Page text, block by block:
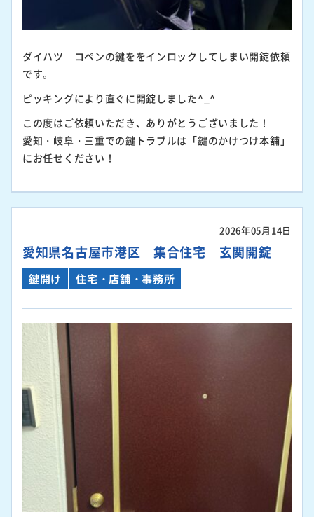
ダイハツ コペンの鍵ををインロックしてしまい開錠依頼
です。
ピッキングにより直ぐに開錠しました^_^
この度はご依頼いただき、ありがとうございました！
愛知・岐阜・三重での鍵トラブルは「鍵のかけつけ本舗」
にお任せください！
2026年05月14日
愛知県名古屋市港区 集合住宅 玄関開錠
鍵開け 住宅・店舗・事務所